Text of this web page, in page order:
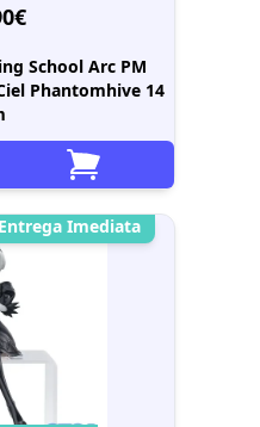
School Arc PM
Phantomhive 14
Entrega Imediata